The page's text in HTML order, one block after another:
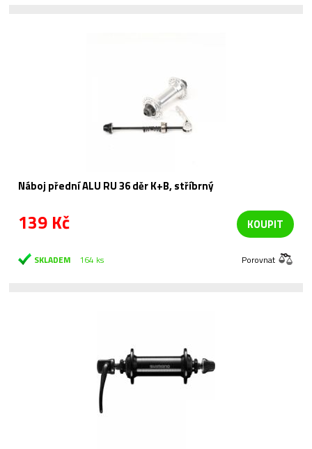
Náboj přední ALU RU 36 děr K+B, stříbrný
139 Kč KOUPIT
SKLADEM 164 ks Porovnat